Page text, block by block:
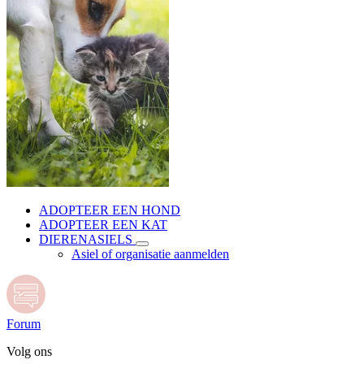
ADOPTEER EEN HOND
ADOPTEER EEN KAT
DIERENASIELS
Asiel of organisatie aanmelden
Forum
Volg ons